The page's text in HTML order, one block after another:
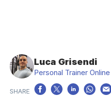
Luca Grisendi
Personal Trainer Online